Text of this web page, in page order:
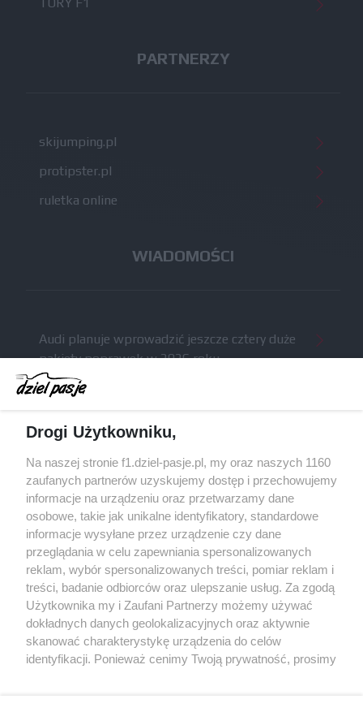
TORY F1
PARTNERZY
skijumping.pl
protipster.pl
ruletka online
WIADOMOŚCI
Audi planuje wprowadzić jeszcze cztery duże
pakiety poprawek w 2026 roku
Gasly dołączył do krytyki obecnych
McCullough opuści Astona Martina z końcem
Poszkodowani kibice z GP Las Vegas 2023
otrzymają częściowy zwrot pieniędzy
Bottas z kolejnymi sukcesami w kolarstwie
Polityka prywatności © 2004 - 2026 GPmedia
Kopiowanie treści bez
zgody autorów zabronione.
Serwis internetowy, z którego korzystasz, używa plików
cookies. Są to pliki instalowane w urządzeniach
końcowych osób korzystających z serwisu, w celu
administrowania serwisem, poprawy jakości
Drogi Użytkowniku,
Na naszej stronie f1.dziel-pasje.pl, my oraz naszych 1160
zaufanych partnerów uzyskujemy dostęp i przechowujemy
informacje na urządzeniu oraz przetwarzamy dane
osobowe, takie jak unikalne identyfikatory, standardowe
informacje wysyłane przez urządzenie czy dane
przeglądania w celu zapewniania spersonalizowanych
reklam, wybór spersonalizowanych treści, pomiar reklam i
treści, badanie odbiorców oraz ulepszanie usług. Za zgodą
Użytkownika my i Zaufani Partnerzy możemy używać
dokładnych danych geolokalizacyjnych oraz aktywnie
skanować charakterystykę urządzenia do celów
identyfikacji. Ponieważ cenimy Twoją prywatność, prosimy